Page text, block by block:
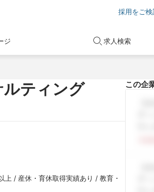
採用をご
ジ 求人検索
ティング
/ 産休・育休取得実績あり / 教育・
この企